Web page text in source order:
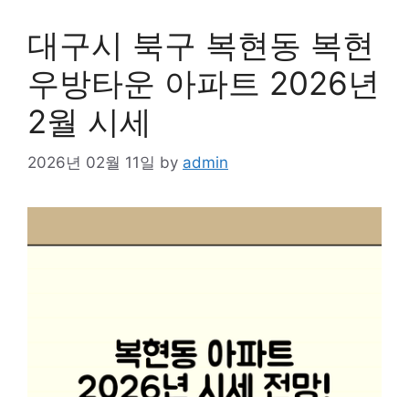
대구시 북구 복현동 복현
우방타운 아파트 2026년
2월 시세
2026년 02월 11일 by admin